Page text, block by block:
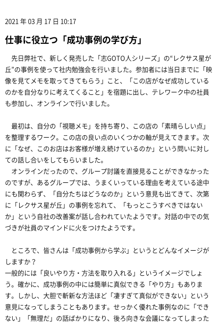
2021 年 03 月 17 日 10:17
仕事に役立つ「成功事例の学び方」
先日弊社で、新しく発売した「志GOTO人シリーズ」の“レクサス星が
丘”の事例を使って社内勉強会を行いました。参加者には当日までに「映
像を見てメモを取ってきてもらう」こと、「この店がなぜ成功している
のかを自分なりに考えてくること」を宿題に出し、テレワーク中の社員
も参加し、オンラインで行いました。
最初は、自分の「視聴メモ」を持ち寄り、この店の「素晴らしい点」
を整理するワーク。この店の良い点のいくつかの軸が見えてきます。次
に「なぜ、このお店はお客様が増え続けているのか」という問いに対し
ての話し合いをしてもらいました。
オンラインだったので、グループ討議を直接見ることができなかった
のですが、あるグループでは、うまくいっている理由を考えている途中
にも関わらず、「自分たちはどうなのか」という意見も出てきて、次第
に「レクサス星が丘」の事例を忘れて、「もっとこうすべきではない
か」という自社の改善案が話し合われていたようです。対話の中での気
づきが社員のマインドに火をつけたようです。
ところで、皆さんは「成功事例から学ぶ」というとどんなイメージが
しますか？
一般的には「良いやり方・方法を取り入れる」というイメージでしょ
う。確かに、成功事例の中には簡単に真似できる「やり方」もありま
す。しかし、大胆で斬新な方法ほど「凄すぎて真似ができない」という
意見になってしまうこともあります。せっかく優れた事例なのに「でき
ない」「無理だ」の話ばかりになり、後ろ向きな会議になってしまった